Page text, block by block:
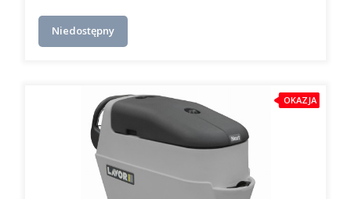
Niedostępny
OKAZJA